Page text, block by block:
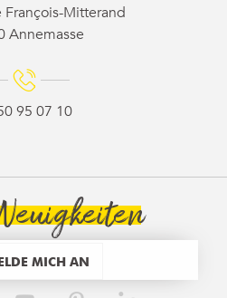
François-Mitterand
Annemasse
95 07 10
MICH AN